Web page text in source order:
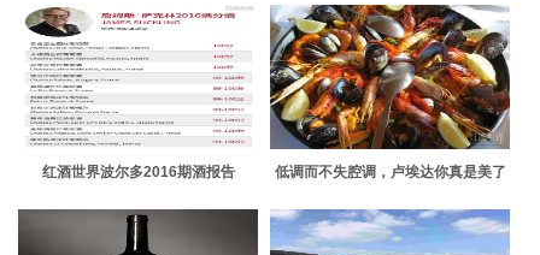
红酒世界波尔多2016期酒报告
低调而不失腔调，卢埃达你真是美了